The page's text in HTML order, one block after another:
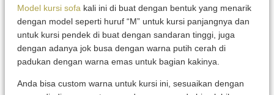
Model kursi sofa kali ini di buat dengan bentuk yang menarik
dengan model seperti huruf “M” untuk kursi panjangnya dan
untuk kursi pendek di buat dengan sandaran tinggi, juga
dengan adanya jok busa dengan warna putih cerah di
padukan dengan warna emas untuk bagian kakinya.
Anda bisa custom warna untuk kursi ini, sesuaikan dengan